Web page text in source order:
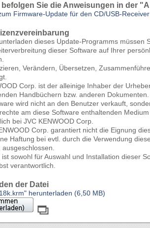
Sie die Anweisungen in der
Firmware-Update für den CD/USB-
dieses Update-Programms müssen
dieser Software auf Ihrer
Verändern, Übersetzen,
Corp. ist der alleinige Inhaber der
Handbüchern bzw. anderen Dokumenten.
wird nicht an den Benutzer verkauft,
am diese Software enthaltenden
bei JVC KENWOOD Corp.
Corp. garantiert nicht die Eignung
Haftung bei evtl. durch die Verwendung
ist sowohl für Auswahl und Installation dieser
verantwortlich.
der Datei
herunterladen (6,50 MB)